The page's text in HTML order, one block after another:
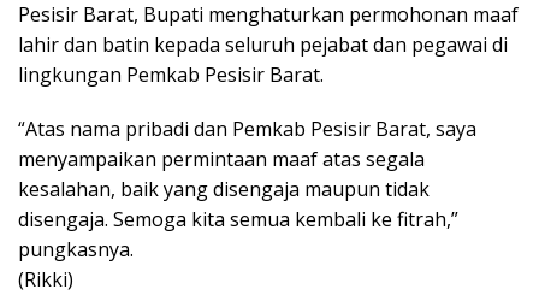
Pesisir Barat, Bupati menghaturkan permohonan maaf
lahir dan batin kepada seluruh pejabat dan pegawai di
lingkungan Pemkab Pesisir Barat.
“Atas nama pribadi dan Pemkab Pesisir Barat, saya
menyampaikan permintaan maaf atas segala
kesalahan, baik yang disengaja maupun tidak
disengaja. Semoga kita semua kembali ke fitrah,”
pungkasnya.
(Rikki)